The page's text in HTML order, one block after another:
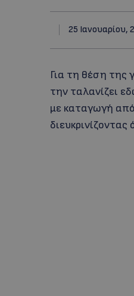
25 Ιανουαρίου,
Για τη θέση της
την ταλανίζει
με καταγωγή από